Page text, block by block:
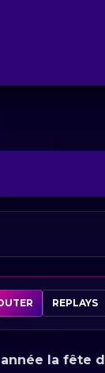
REPLAYS
la fête